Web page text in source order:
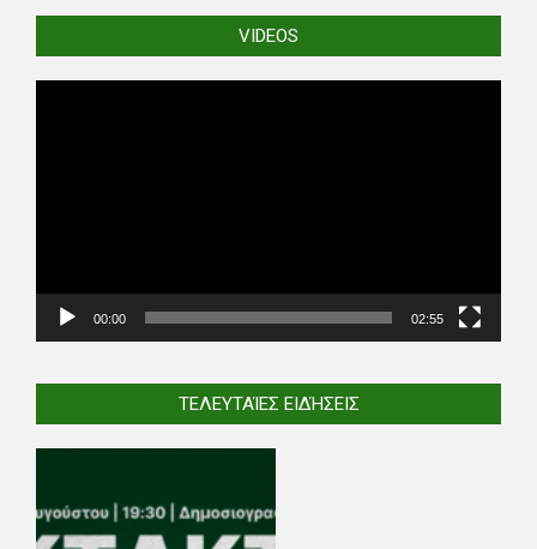
VIDEOS
00:00 02:55
ΤΕΛΕΥΤΑΊΕΣ ΕΙΔΉΣΕΙΣ